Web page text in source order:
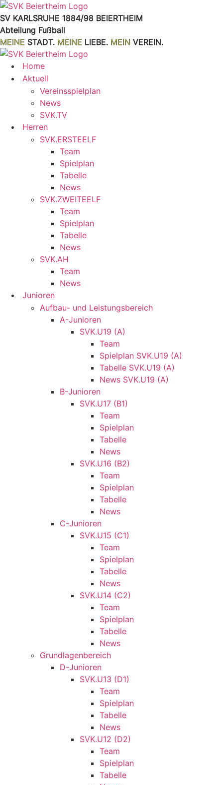
Zum
Inhalt
springen
SV KARLSRUHE 1884/98 BEIERTHEIM
Abteilung Fußball
MEINE STADT. MEINE LIEBE. MEIN VEREIN.
Home
Aktuell
Vereinsspielplan
News
SVK.TV
Herren
SVK.ERSTEELF
Team
Spielplan
Tabelle
News
SVK.ZWEITEELF
Team
Spielplan
Tabelle
News
SVK.AH
Team
News
Junioren
Aufbau- und Leistungsbereich
A-Junioren
SVK.U19 (A)
Team
Spielplan SVK.U19 (A)
Tabelle SVK.U19 (A)
News SVK.U19 (A)
B-Junioren
SVK.U17 (B1)
Team
Spielplan
Tabelle
News
SVK.U16 (B2)
Team
Spielplan
Tabelle
News
C-Junioren
SVK.U15 (C1)
Team
Spielplan
Tabelle
News
SVK.U14 (C2)
Team
Spielplan
Tabelle
News
Grundlagenbereich
D-Junioren
SVK.U13 (D1)
Team
Spielplan
Tabelle
News
SVK.U12 (D2)
Team
Spielplan
Tabelle